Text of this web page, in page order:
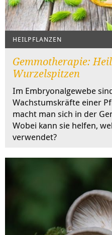
HEILPFLANZEN
Gemmotherapie:
Wurzelspitzen
Im Embryonalgewebe
Wachstumskräfte einer
macht man sich in der
Wobei kann sie helfen,
verwendet?